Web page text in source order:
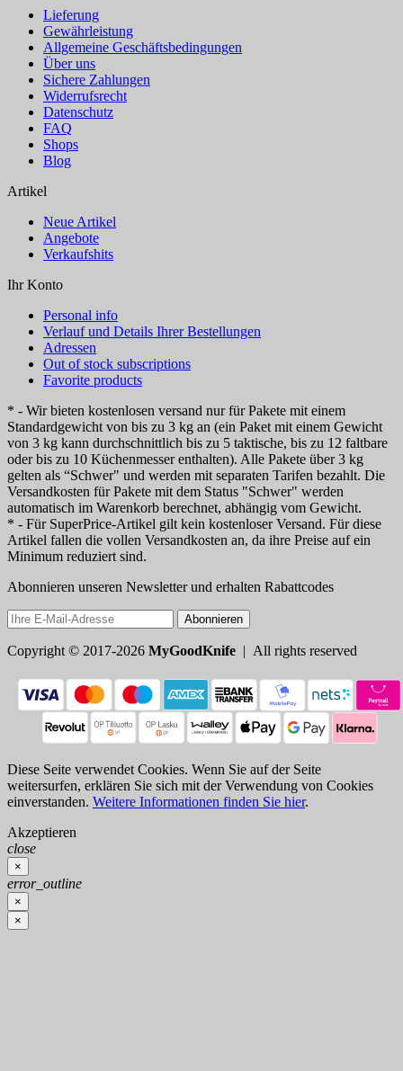
Lieferung
Gewährleistung
Allgemeine Geschäftsbedingungen
Über uns
Sichere Zahlungen
Widerrufsrecht
Datenschutz
FAQ
Shops
Blog
Artikel
Neue Artikel
Angebote
Verkaufshits
Ihr Konto
Personal info
Verlauf und Details Ihrer Bestellungen
Adressen
Out of stock subscriptions
Favorite products
* - Wir bieten kostenlosen versand nur für Pakete mit einem
Standardgewicht von bis zu 3 kg an (ein Paket mit einem Gewicht
von 3 kg kann durchschnittlich bis zu 5 taktische, bis zu 12 faltbare
oder bis zu 10 Küchenmesser enthalten). Alle Pakete über 3 kg
gelten als “Schwer" und werden mit separaten Tarifen bezahlt. Die
Versandkosten für Pakete mit dem Status "Schwer" werden
automatisch im Warenkorb berechnet, abhängig vom Gewicht.
* - Für SuperPrice-Artikel gilt kein kostenloser Versand. Für diese
Artikel fallen die vollen Versandkosten an, da ihre Preise auf ein
Minimum reduziert sind.
Abonnieren unseren Newsletter und erhalten Rabattcodes
Abonnieren
Copyright © 2017-2026 MyGoodKnife | All rights reserved
Diese Seite verwendet Cookies. Wenn Sie auf der Seite
weitersurfen, erklären Sie sich mit der Verwendung von Cookies
einverstanden. Weitere Informationen finden Sie hier.
Akzeptieren
close
×
error_outline
×
×